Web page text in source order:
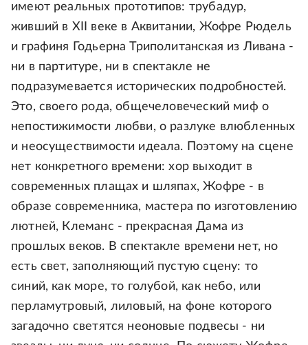
имеют реальных прототипов: трубадур,
живший в ХII веке в Аквитании, Жофре Рюдель
и графиня Годьерна Триполитанская из Ливана -
ни в партитуре, ни в спектакле не
подразумевается исторических подробностей.
Это, своего рода, общечеловеческий миф о
непостижимости любви, о разлуке влюбленных
и неосуществимости идеала. Поэтому на сцене
нет конкретного времени: хор выходит в
современных плащах и шляпах, Жофре - в
образе современника, мастера по изготовлению
лютней, Клеманс - прекрасная Дама из
прошлых веков. В спектакле времени нет, но
есть свет, заполняющий пустую сцену: то
синий, как море, то голубой, как небо, или
перламутровый, лиловый, на фоне которого
загадочно светятся неоновые подвесы - ни